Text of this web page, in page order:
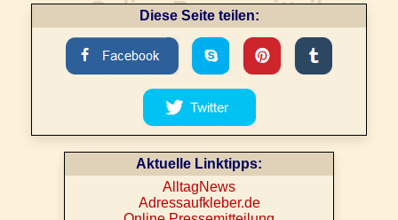
Diese Seite teilen:
Aktuelle Linktipps:
AlltagNews
Adressaufkleber.de